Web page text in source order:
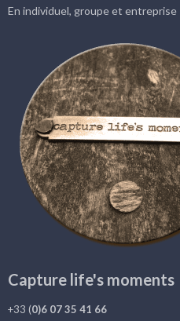
En individuel, groupe et entreprise
Capture life's moments
+33 (0)6 07 35 41 66